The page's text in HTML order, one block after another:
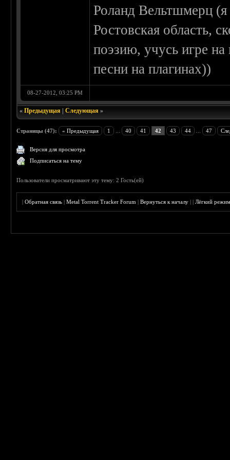
Роланд Вельтшмерц
Ростовская область,
поэзию, учусь игре на
песни на плагинах))
08-27-2012, 03:25 PM
«Предыдущая |Следующая »
Страницы (47): « Предыдущая 1 40 41 42 43 44 47
Версия для просмотра
Подписаться на тему
Пользователи просматривают эту тему: 2 Гость(ей)
|Обратная связь |Metal Torrent Tracker Forum |Вернуться к началу ||Лёгкий